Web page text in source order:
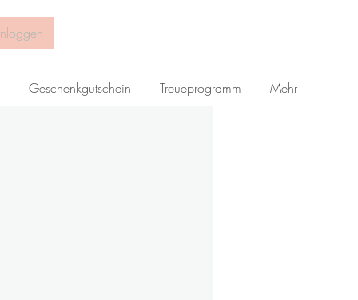
Geschenkgutschein Treueprogramm Mehr